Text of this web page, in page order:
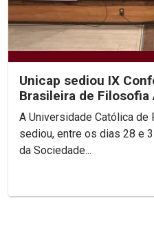
Unicap sediou IX
Brasileira de Filosofia
A Universidade Católica de
sediou, entre os dias 28 e
da Sociedade...